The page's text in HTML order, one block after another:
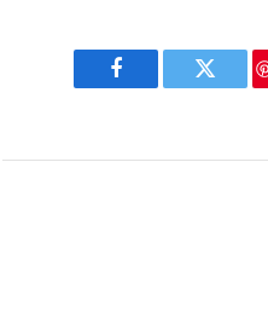
Facebook Twitter